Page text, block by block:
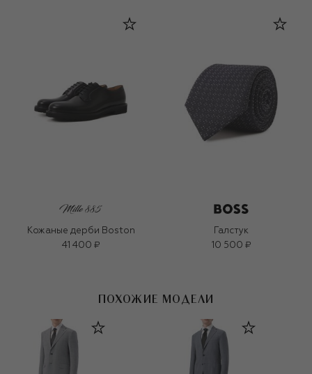
Кожаные дерби Boston
41 400 ₽
Галстук
10 500 ₽
ПОХОЖИЕ МОДЕЛИ